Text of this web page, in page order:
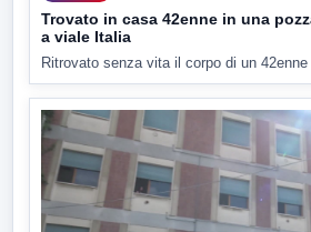
Trovato in casa 42enne in una
a viale Italia
Ritrovato senza vita il corpo di un